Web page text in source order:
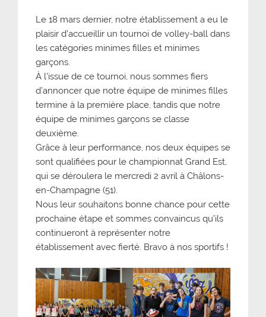
Le 18 mars dernier, notre établissement a eu le
plaisir d’accueillir un tournoi de volley-ball dans
les catégories minimes filles et minimes
garçons.
À l’issue de ce tournoi, nous sommes fiers
d’annoncer que notre équipe de minimes filles
termine à la première place, tandis que notre
équipe de minimes garçons se classe
deuxième.
Grâce à leur performance, nos deux équipes se
sont qualifiées pour le championnat Grand Est,
qui se déroulera le mercredi 2 avril à Châlons-
en-Champagne (51).
Nous leur souhaitons bonne chance pour cette
prochaine étape et sommes convaincus qu’ils
continueront à représenter notre
établissement avec fierté. Bravo à nos sportifs !